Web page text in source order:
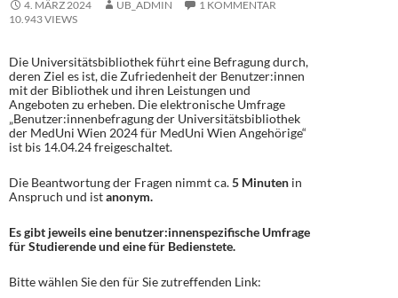
4. MÄRZ 2024 UB_ADMIN
1 KOMMENTAR
10.943 VIEWS
Die Universitätsbibliothek führt eine Befragung durch,
deren Ziel es ist, die Zufriedenheit der Benutzer:innen
mit der Bibliothek und ihren Leistungen und
Angeboten zu erheben. Die elektronische Umfrage
„Benutzer:innenbefragung der Universitätsbibliothek
der MedUni Wien 2024 für MedUni Wien Angehörige“
ist bis 14.04.24 freigeschaltet.
Die Beantwortung der Fragen nimmt ca.5 Minuten in
Anspruch und istanonym.
Es gibt jeweils eine benutzer:innenspezifische Umfrage
für Studierende und eine für Bedienstete.
Bitte wählen Sie den für Sie zutreffenden Link: